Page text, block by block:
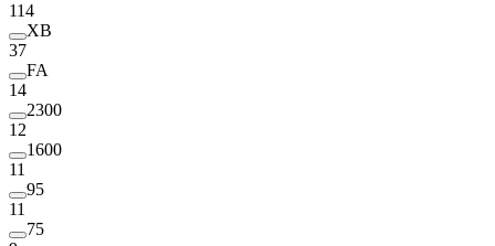
114
XB
37
FA
14
2300
12
1600
11
95
11
75